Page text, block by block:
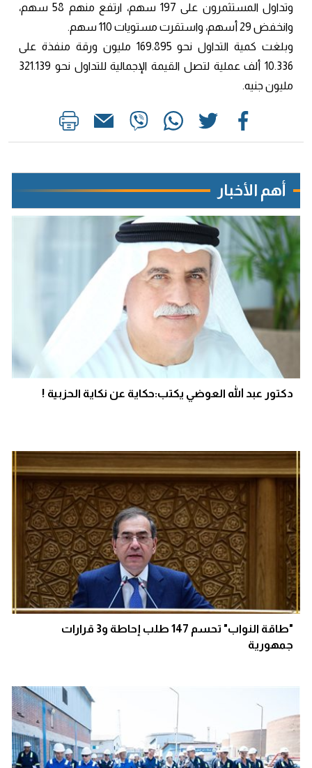
وتداول المستثمرون على 197 سهم، ارتفع منهم 58 سهم،
وانخفض 29 أسهم، واستقرت مستويات 110 سهم.
وبلغت كمية التداول نحو 169.895 مليون ورقة منفذة على
10.336 ألف عملية لتصل القيمة الإجمالية للتداول نحو 321.139
مليون جنيه.
أهم الأخبار
دكتور عبد الله العوضي يكتب:حكاية عن نكاية الحزبية !
"طاقة النواب" تحسم 147 طلب إحاطة و3 قرارات
جمهورية